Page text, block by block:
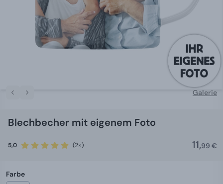
Galerie
Blechbecher mit eigenem Foto
5,0 (2×) 11,99 €
Farbe